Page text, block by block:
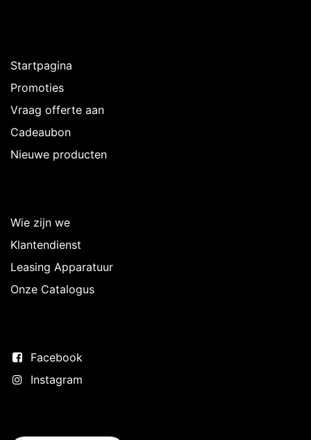
Startpagina
Promoties
Vraag offerte aan
Cadeaubon
Nieuwe producten
Wie zijn we
Klantendienst
Leasing Apparatuur
Onze Catalogus
Facebook
Instagram